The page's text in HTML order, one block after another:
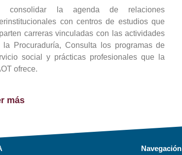
consolidar la agenda de relaciones
con centros de estudios que
carreras vinculadas con las actividades
la Procuraduría, Consulta los programas de
social y prácticas profesionales que la
ofrece.
más
Navegación